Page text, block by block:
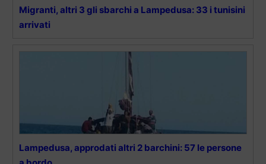
Migranti, altri 3 gli sbarchi a Lampedusa: 33 i tunisini
arrivati
Lampedusa, approdati altri 2 barchini: 57 le persone